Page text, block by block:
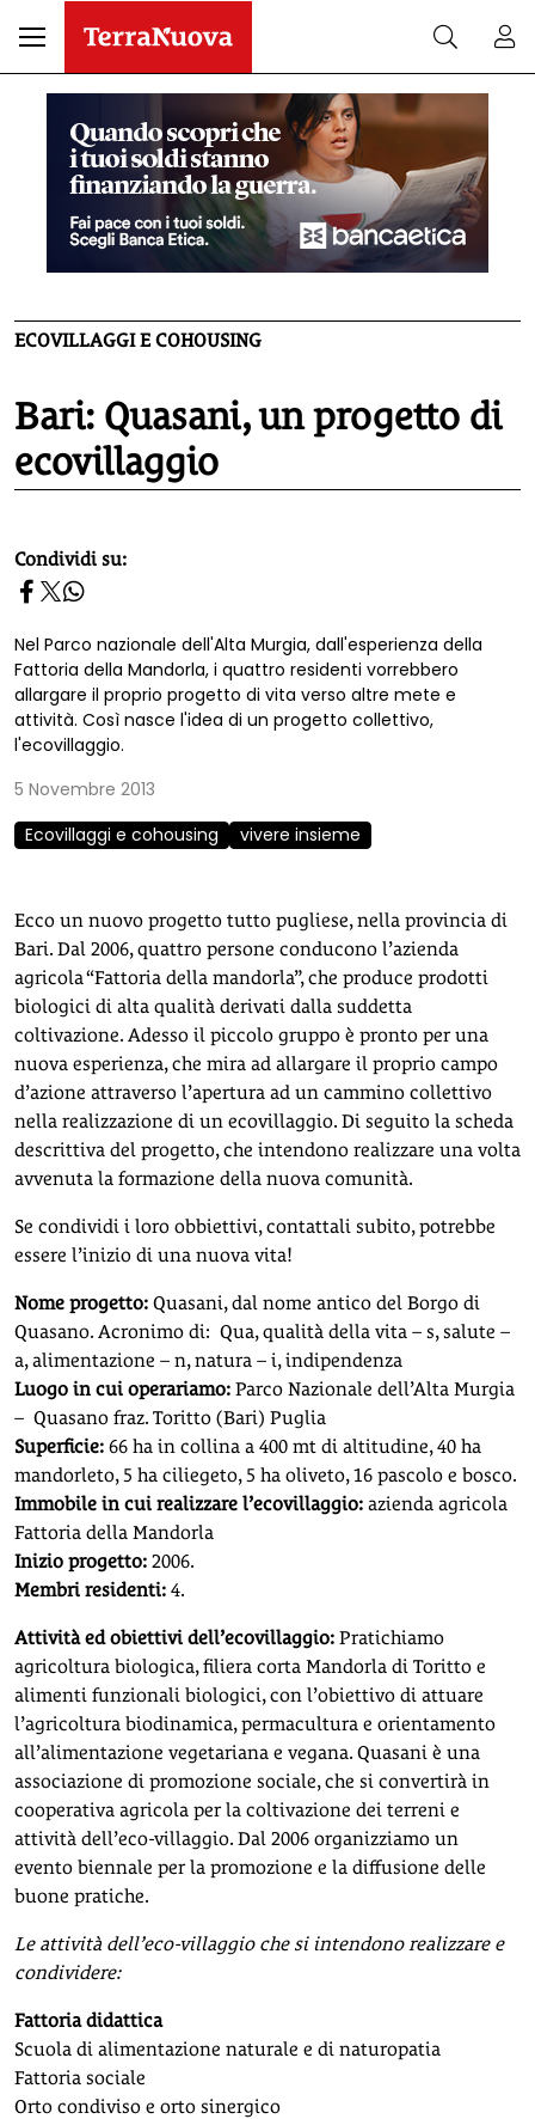
ECOVILLAGGI E COHOUSING
Bari: Quasani, un progetto di
ecovillaggio
homepage h2
Condividi su:
Nel Parco nazionale dell'Alta Murgia, dall'esperienza della
Fattoria della Mandorla, i quattro residenti vorrebbero
allargare il proprio progetto di vita verso altre mete e
attività. Così nasce l'idea di un progetto collettivo,
l'ecovillaggio.
5 Novembre 2013
Ecovillaggi e cohousing
vivere insieme
Ecco un nuovo progetto tutto pugliese, nella provincia di
Bari. Dal 2006, quattro persone conducono l’azienda
agricola “Fattoria della mandorla”, che produce prodotti
biologici di alta qualità derivati dalla suddetta
coltivazione. Adesso il piccolo gruppo è pronto per una
nuova esperienza, che mira ad allargare il proprio campo
d’azione attraverso l’apertura ad un cammino collettivo
nella realizzazione di un ecovillaggio. Di seguito la scheda
descrittiva del progetto, che intendono realizzare una volta
avvenuta la formazione della nuova comunità.
Se condividi i loro obbiettivi, contattali subito, potrebbe
essere l’inizio di una nuova vita!
Nome progetto: Quasani, dal nome antico del Borgo di
Quasano. Acronimo di: Qua, qualità della vita – s, salute –
a, alimentazione – n, natura – i, indipendenza
Luogo in cui operariamo: Parco Nazionale dell’Alta Murgia
– Quasano fraz. Toritto (Bari) Puglia
Superficie: 66 ha in collina a 400 mt di altitudine, 40 ha
mandorleto, 5 ha ciliegeto, 5 ha oliveto, 16 pascolo e bosco.
Immobile in cui realizzare l’ecovillaggio: azienda agricola
Fattoria della Mandorla
Inizio progetto: 2006.
Membri residenti: 4.
Attività ed obiettivi dell’ecovillaggio: Pratichiamo
agricoltura biologica, filiera corta Mandorla di Toritto e
alimenti funzionali biologici, con l’obiettivo di attuare
l’agricoltura biodinamica, permacultura e orientamento
all’alimentazione vegetariana e vegana. Quasani è una
associazione di promozione sociale, che si convertirà in
cooperativa agricola per la coltivazione dei terreni e
attività dell’eco-villaggio. Dal 2006 organizziamo un
evento biennale per la promozione e la diffusione delle
buone pratiche.
Le attività dell’eco-villaggio che si intendono realizzare e
condividere:
Fattoria didattica
Scuola di alimentazione naturale e di naturopatia
Fattoria sociale
Orto condiviso e orto sinergico